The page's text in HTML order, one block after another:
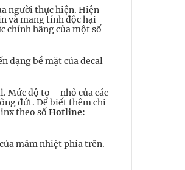
người thực hiện. Hiện
và mang tính độc hại
chính hãng của một số
dạng bề mặt của decal
Mức độ to – nhỏ của các
đứt. Để biết thêm chi
theo số Hotline:
mâm nhiệt phía trên.